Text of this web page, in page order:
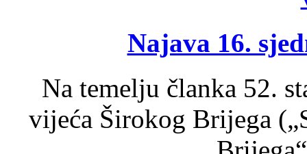
Najava 16.
Na temelju članka 52.
vijeća Širokog Brijega